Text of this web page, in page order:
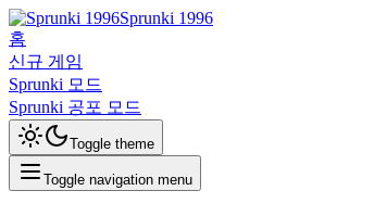
Sprunki 1996
홈
신규 게임
Sprunki 모드
Sprunki 공포 모드
Toggle theme
Toggle navigation menu